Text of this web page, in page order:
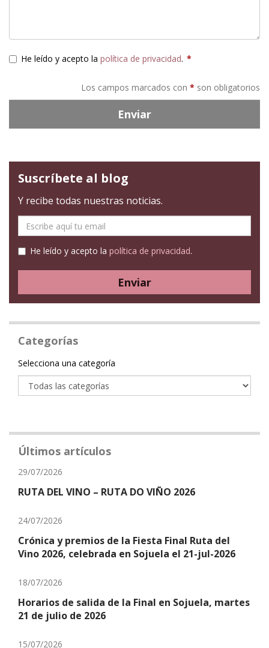
He leído y acepto la política de privacidad. *
Los campos marcados con * son obligatorios
Enviar
Suscríbete al blog
Y recibe todas nuestras noticias.
mail
He leído y acepto la política de privacidad.
Enviar
Categorías
Categoría
Selecciona una categoría
Últimos artículos
29/07/2026
RUTA DEL VINO – RUTA DO VIÑO 2026
24/07/2026
Crónica y premios de la Fiesta Final Ruta del
Vino 2026, celebrada en Sojuela el 21-jul-2026
18/07/2026
Horarios de salida de la Final en Sojuela, martes
21 de julio de 2026
15/07/2026